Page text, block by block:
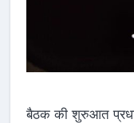
बैठक की शुरुआत